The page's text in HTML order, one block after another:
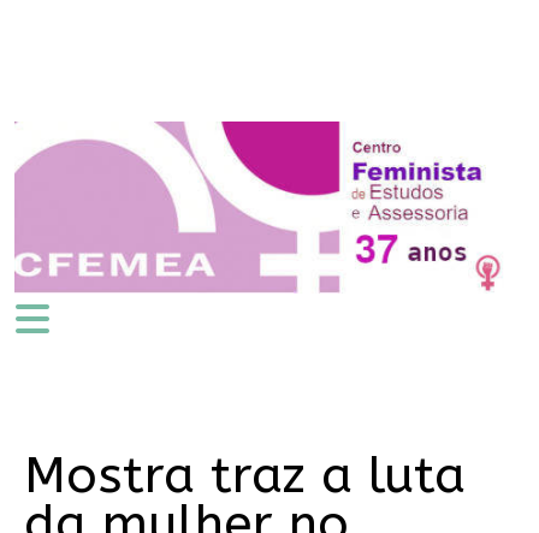
Mostra traz a luta